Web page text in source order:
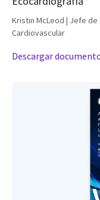
Kristin McLeod | Jefe
Cardiovascular
Descargar